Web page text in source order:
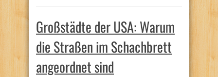
Großstädte der USA: Warum
die Straßen im Schachbrett
angeordnet sind